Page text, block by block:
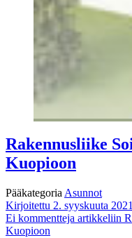
Rakennusliike
Kuopioon
Pääkategoria Asunnot
Kirjoitettu 2. syyskuuta
Ei kommentteja artikkeliin
Kuopioon